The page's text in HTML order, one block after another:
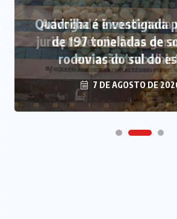
Quadrilha é investigada
de 197 toneladas de
rodovias do sul do
7 DE AGOSTO DE